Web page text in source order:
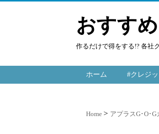
おすす
作るだけで得をする!? 各社
ホーム #クレジ
Home アプラスG･O･G